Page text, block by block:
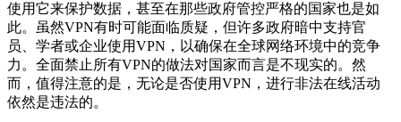
使用它来保护数据，甚至在那些政府管控严格的国家也是如
此。虽然VPN有时可能面临质疑，但许多政府暗中支持官
员、学者或企业使用VPN，以确保在全球网络环境中的竞争
力。全面禁止所有VPN的做法对国家而言是不现实的。然
而，值得注意的是，无论是否使用VPN，进行非法在线活动
依然是违法的。